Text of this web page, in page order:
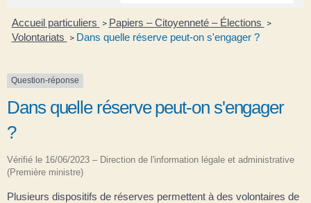
Accueil particuliers > Papiers – Citoyenneté – Élections >
Volontariats > Dans quelle réserve peut-on s'engager ?
Question-réponse
Dans quelle réserve peut-on s'engager
?
Vérifié le 16/06/2023 – Direction de l'information légale et administrative
(Première ministre)
Plusieurs dispositifs de réserves permettent à des volontaires de